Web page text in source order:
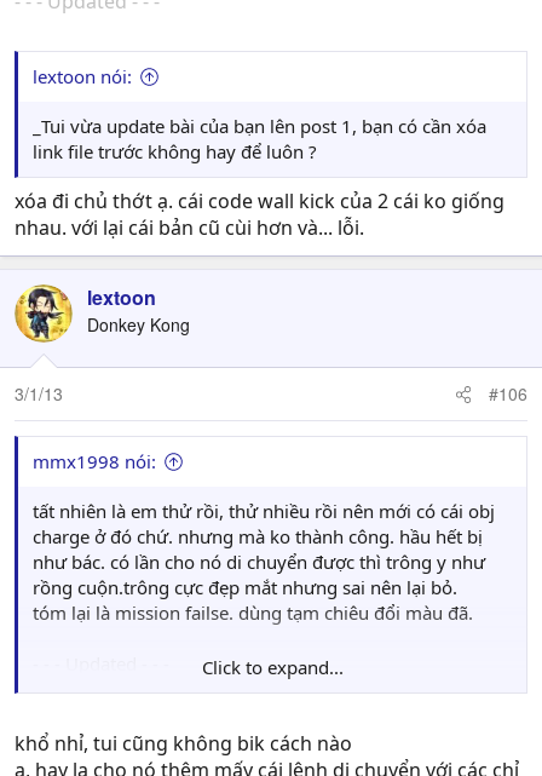
lextoon nói:
_Tui vừa update bài của bạn lên post 1, bạn có cần xóa
link file trước không hay để luôn ?
xóa đi chủ thớt ạ. cái code wall kick của 2 cái ko giống
nhau. với lại cái bản cũ cùi hơn và... lỗi.
lextoon
Donkey Kong
3/1/13 #106
mmx1998 nói:
tất nhiên là em thử rồi, thử nhiều rồi nên mới có cái obj
charge ở đó chứ. nhưng mà ko thành công. hầu hết bị
như bác. có lần cho nó di chuyển được thì trông y như
rồng cuộn.trông cực đẹp mắt nhưng sai nên lại bỏ.
tóm lại là mission failse. dùng tạm chiêu đổi màu đã.
xóa đi chủ thớt ạ. cái code wall kick của 2 cái ko giống
Click to expand...
khổ nhỉ, tui cũng không bik cách nào
a, hay la cho nó thêm mấy cái lệnh di chuyển với các chỉ